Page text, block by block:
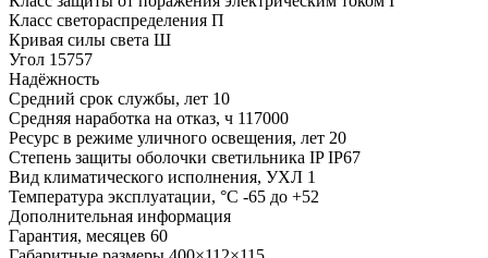
Класс светораспределения П
Кривая силы света Ш
Угол 15757
Надёжность
Средний срок службы, лет 10
Средняя наработка на отказ, ч 117000
Ресурс в режиме уличного освещения, лет 20
Степень защиты оболочки светильника IP IP67
Вид климатического исполнения, УХЛ 1
Температура эксплуатации, °С -65 до +52
Дополнительная информация
Гарантия, месяцев 60